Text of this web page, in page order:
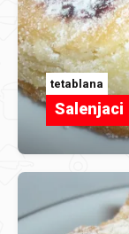
tetablana
Salenjaci